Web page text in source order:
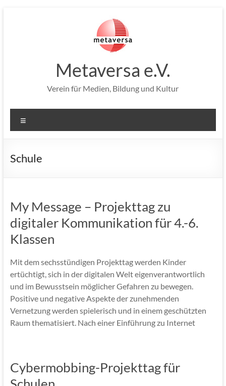
Metaversa e.V.
Verein für Medien, Bildung und Kultur
Schule
My Message – Projekttag zu
digitaler Kommunikation für 4.-6.
Klassen
Mit dem sechsstündigen Projekttag werden Kinder
ertüchtigt, sich in der digitalen Welt eigenverantwortlich
und im Bewusstsein möglicher Gefahren zu bewegen.
Positive und negative Aspekte der zunehmenden
Vernetzung werden spielerisch und in einem geschützten
Raum thematisiert. Nach einer Einführung zu Internet
Cybermobbing-Projekttag für